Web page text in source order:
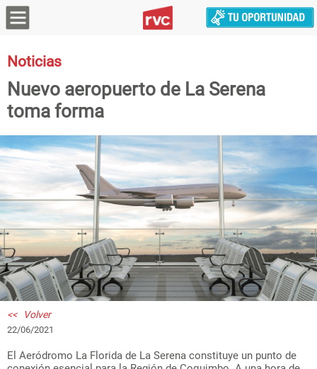
Noticias
Nuevo aeropuerto de La Serena
toma forma
<< Volver
22/06/2021
El Aeródromo La Florida de La Serena constituye un punto de